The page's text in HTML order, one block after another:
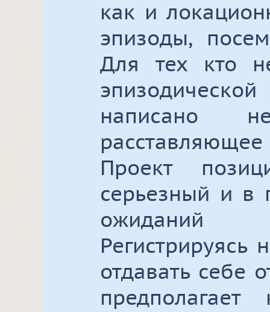
как и
эпизоды,
Для тех кто
написано
Проект
серьезный и в
ожиданий
отдавать себе